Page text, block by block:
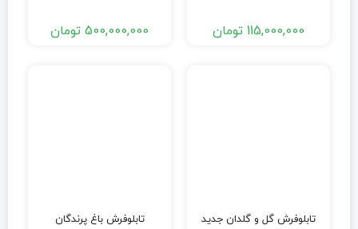
115,000,000 تومان 500,000,000 تومان
تابلوفرش گل و گلدان جدید تابلوفرش باغ پرندگان